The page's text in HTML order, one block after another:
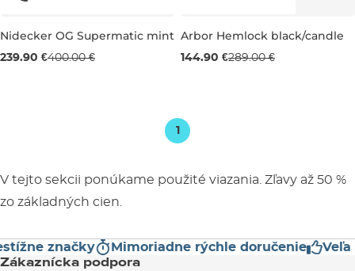
Použitý tovar -40%
Nidecker OG Supermatic mint
239.90 €400.00 € Použitý tovar -50%
Arbor Hemlock black/candle
144.90 €289.00 €
1
V tejto sekcii ponúkame použité viazania. Zľavy až 50 %
zo základných cien.
značky Mimoriadne rýchle doručenie Veľa
Zákaznícka podpora